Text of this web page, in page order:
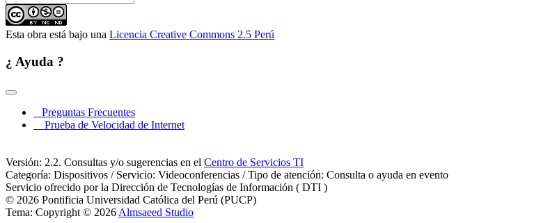
Esta obra está bajo una Licencia Creative Commons 2.5 Perú
¿ Ayuda ?
Preguntas Frecuentes
Prueba de Velocidad de Internet
Versión: 2.2. Consultas y/o sugerencias en el Centro de Servicios TI
Categoría: Dispositivos / Servicio: Videoconferencias / Tipo de atención: Consulta o ayuda en evento
Servicio ofrecido por la Dirección de Tecnologías de Información ( DTI )
© 2026 Pontificia Universidad Católica del Perú (PUCP)
Tema: Copyright © 2026 Almsaeed Studio